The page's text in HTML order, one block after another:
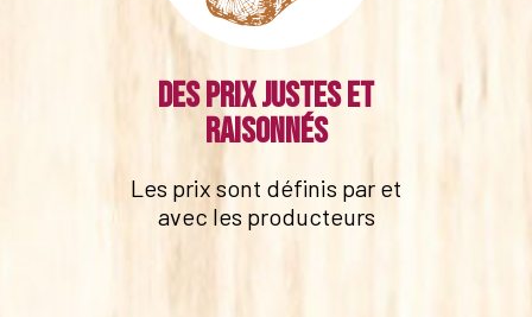
Des prix justes et
raisonnés
Les prix sont définis par et
avec les producteurs